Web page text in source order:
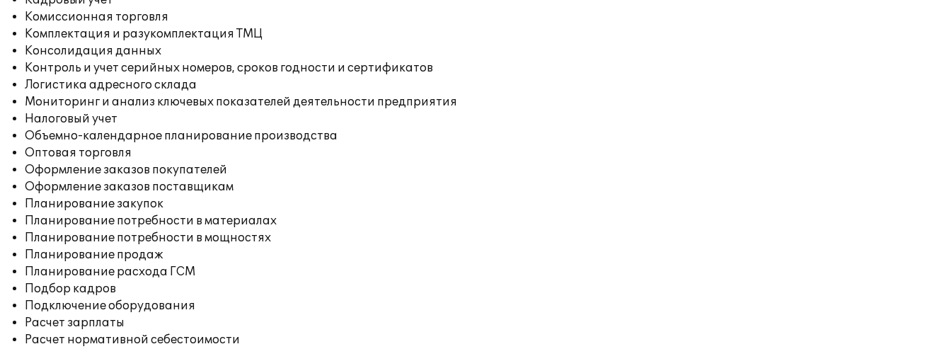
Комиссионная торговля
Комплектация и разукомплектация ТМЦ
Консолидация данных
Контроль и учет серийных номеров, сроков годности и сертификатов
Логистика адресного склада
Мониторинг и анализ ключевых показателей деятельности предприятия
Налоговый учет
Объемно-календарное планирование производства
Оптовая торговля
Оформление заказов покупателей
Оформление заказов поставщикам
Планирование закупок
Планирование потребности в материалах
Планирование потребности в мощностях
Планирование продаж
Планирование расхода ГСМ
Подбор кадров
Подключение оборудования
Расчет зарплаты
Расчет нормативной себестоимости